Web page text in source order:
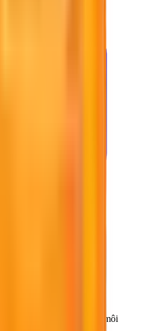
thành phần, không dung môi